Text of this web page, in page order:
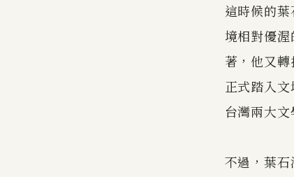
這時候的
境相對優
著，他又
正式踏入
台灣兩大
不過，葉